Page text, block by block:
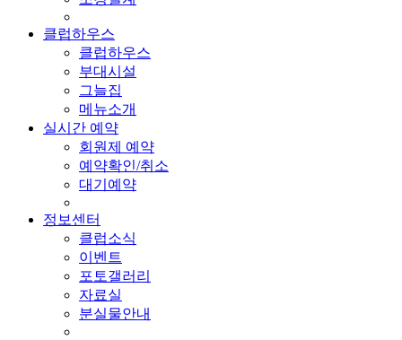
클럽하우스
클럽하우스
부대시설
그늘집
메뉴소개
실시간 예약
회원제 예약
예약확인/취소
대기예약
정보센터
클럽소식
이벤트
포토갤러리
자료실
분실물안내